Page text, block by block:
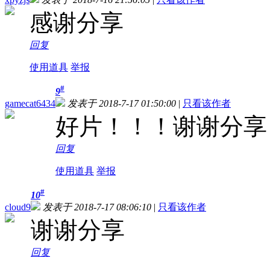
感谢分享
回复
使用道具 举报
gamecat6434
9#
发表于 2018-7-17 01:50:00 | 只看该作者
好片！！！谢谢分
回复
使用道具 举报
cloud9
10#
发表于 2018-7-17 08:06:10 | 只看该作者
谢谢分享
回复